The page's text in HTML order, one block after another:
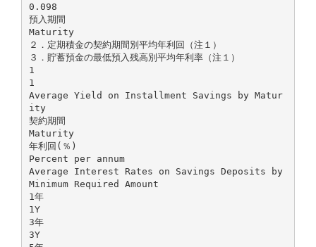
0.098
預入期間
Maturity
２．定期積金の契約期間別平均年利回（注１）
３．貯蓄預金の最低預入残高別平均年利率（注１）
1
1
Average Yield on Installment Savings by Matur
ity
契約期間
Maturity
年利回(％)
Percent per annum
Average Interest Rates on Savings Deposits by
Minimum Required Amount
1年
1Y
3年
3Y